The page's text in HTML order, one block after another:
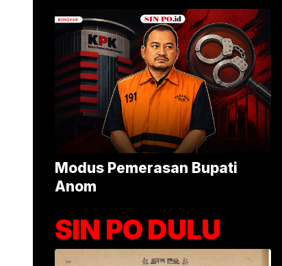
Senpi di
Sekolah di
25 menit yang lalu•
Foto:
Modus Pemerasan Bupati
Anom
SIN PO DULU